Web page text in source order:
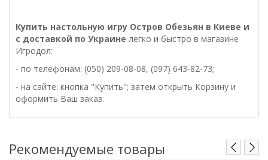
Купить настольную игру Остров Обезьян в Киеве и
с доставкой по Украине легко и быстро в магазине
Игродол:
- по телефонам: (050) 209-08-08, (097) 643-82-73;
- на сайте: кнопка "Купить"; затем открыть Корзину и
оформить Ваш заказ.
Рекомендуемые товары